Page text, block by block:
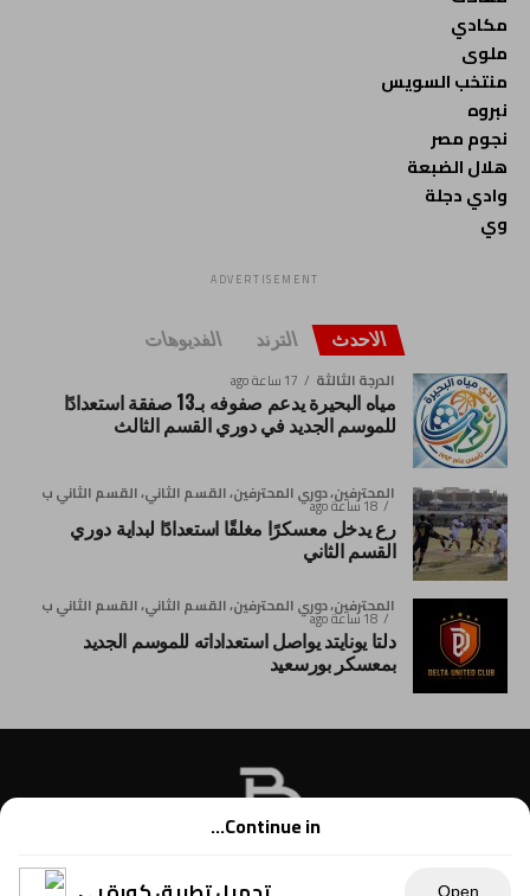
مكادي
ملوى
منتخب السويس
نبروه
نجوم مصر
هلال الضبعة
وادي دجلة
وي
ADVERTISEMENT
الاحدث الترند الفديوهات
الدرجة الثالثة 17 ساعة ago
مياه البحيرة يدعم صفوفه بـ13 صفقة استعدادًا
للموسم الجديد في دوري القسم الثالث
المحترفين، دوري المحترفين، القسم الثاني، القسم الثاني ب
18 ساعة ago
رع يدخل معسكرًا مغلقًا استعدادًا لبداية دوري
القسم الثاني
المحترفين، دوري المحترفين، القسم الثاني، القسم الثاني ب
18 ساعة ago
دلتا يونايتد يواصل استعداداته للموسم الجديد
بمعسكر بورسعيد
Continue in...
Open